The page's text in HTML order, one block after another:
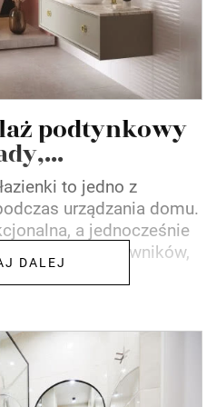
podtynkowy
to jedno z
urządzania domu.
a jednocześnie
domowników,
DALEJ